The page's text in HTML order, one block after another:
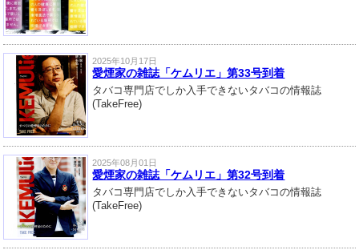
2025年10月17日
愛煙家の雑誌「ケムリエ」第33号到着
タバコ専門店でしか入手できないタバコの情報誌
(TakeFree)
2025年08月01日
愛煙家の雑誌「ケムリエ」第32号到着
タバコ専門店でしか入手できないタバコの情報誌
(TakeFree)